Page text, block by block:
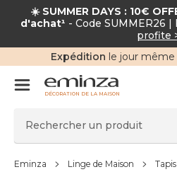
☀️ SUMMER DAYS : 10€
d'achat¹ - Code SUMMER26
profite
Expédition le jour
DÉCORATION DE LA MAISON
Eminza Linge de Maison Tapis